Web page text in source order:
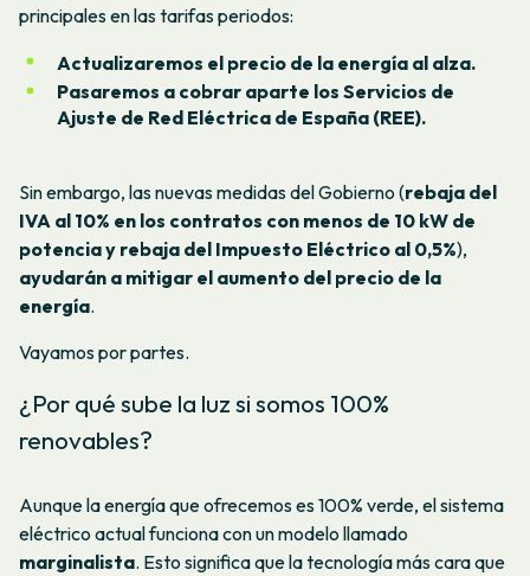
principales en las tarifas periodos:
Actualizaremos el precio de la energía al alza.
Pasaremos a cobrar aparte los Servicios de
Ajuste de Red Eléctrica de España (REE).
Sin embargo, las nuevas medidas del Gobierno (rebaja del
IVA al 10% en los contratos con menos de 10 kW de
potencia y rebaja del Impuesto Eléctrico al 0,5%),
ayudarán a mitigar el aumento del precio de la
energía.
Vayamos por partes.
¿Por qué sube la luz si somos 100%
renovables?
Aunque la energía que ofrecemos es 100% verde, el sistema
eléctrico actual funciona con un modelo llamado
marginalista. Esto significa que la tecnología más cara que